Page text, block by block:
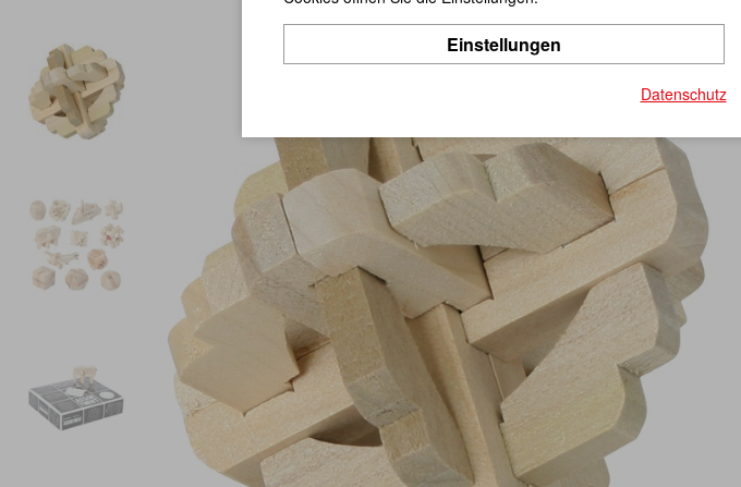
Einstellungen
Datenschutz